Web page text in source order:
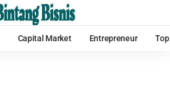
Capital Market Entrepreneur